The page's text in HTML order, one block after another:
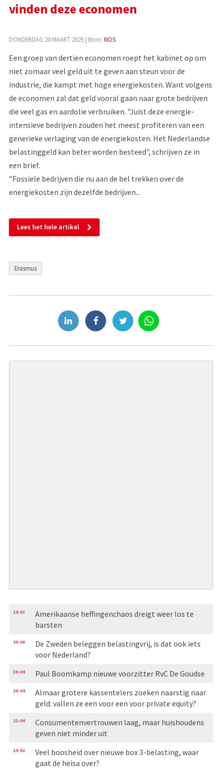
vinden deze economen
DONDERDAG 20 MAART 2025| Bron: NOS
Een groep van dertien economen roept het kabinet op om
niet zomaar veel geld uit te geven aan steun voor de
industrie, die kampt met hoge energiekosten. Want volgens
de economen zal dat geld vooral gaan naar grote bedrijven
die veel gas en aardolie verbruiken. "Juist deze energie-
intensieve bedrijven zouden het meest profiteren van een
generieke verlaging van de energiekosten. Het Nederlandse
belastinggeld kan beter worden besteed", schrijven ze in
een brief.
"Fossiele bedrijven die nu aan de bel trekken over de
energiekosten zijn dezelfde bedrijven...
Lees het hele artikel
Erasmus
19-07
Amerikaanse heffingenchaos dreigt weer los te
barsten
20-06
De Zweden beleggen belastingvrij, is dat ook iets
voor Nederland?
30-04 Paul Boomkamp nieuwe voorzitter RvC De Goudse
28-04
Almaar grotere kassentelers zoeken naarstig naar
geld: vallen ze een voor een voor private equity?
22-04
Consumentenvertrouwen laag, maar huishoudens
geven niet minder uit
19-02
Veel boosheid over nieuwe box 3-belasting, waar
gaat de heisa over?